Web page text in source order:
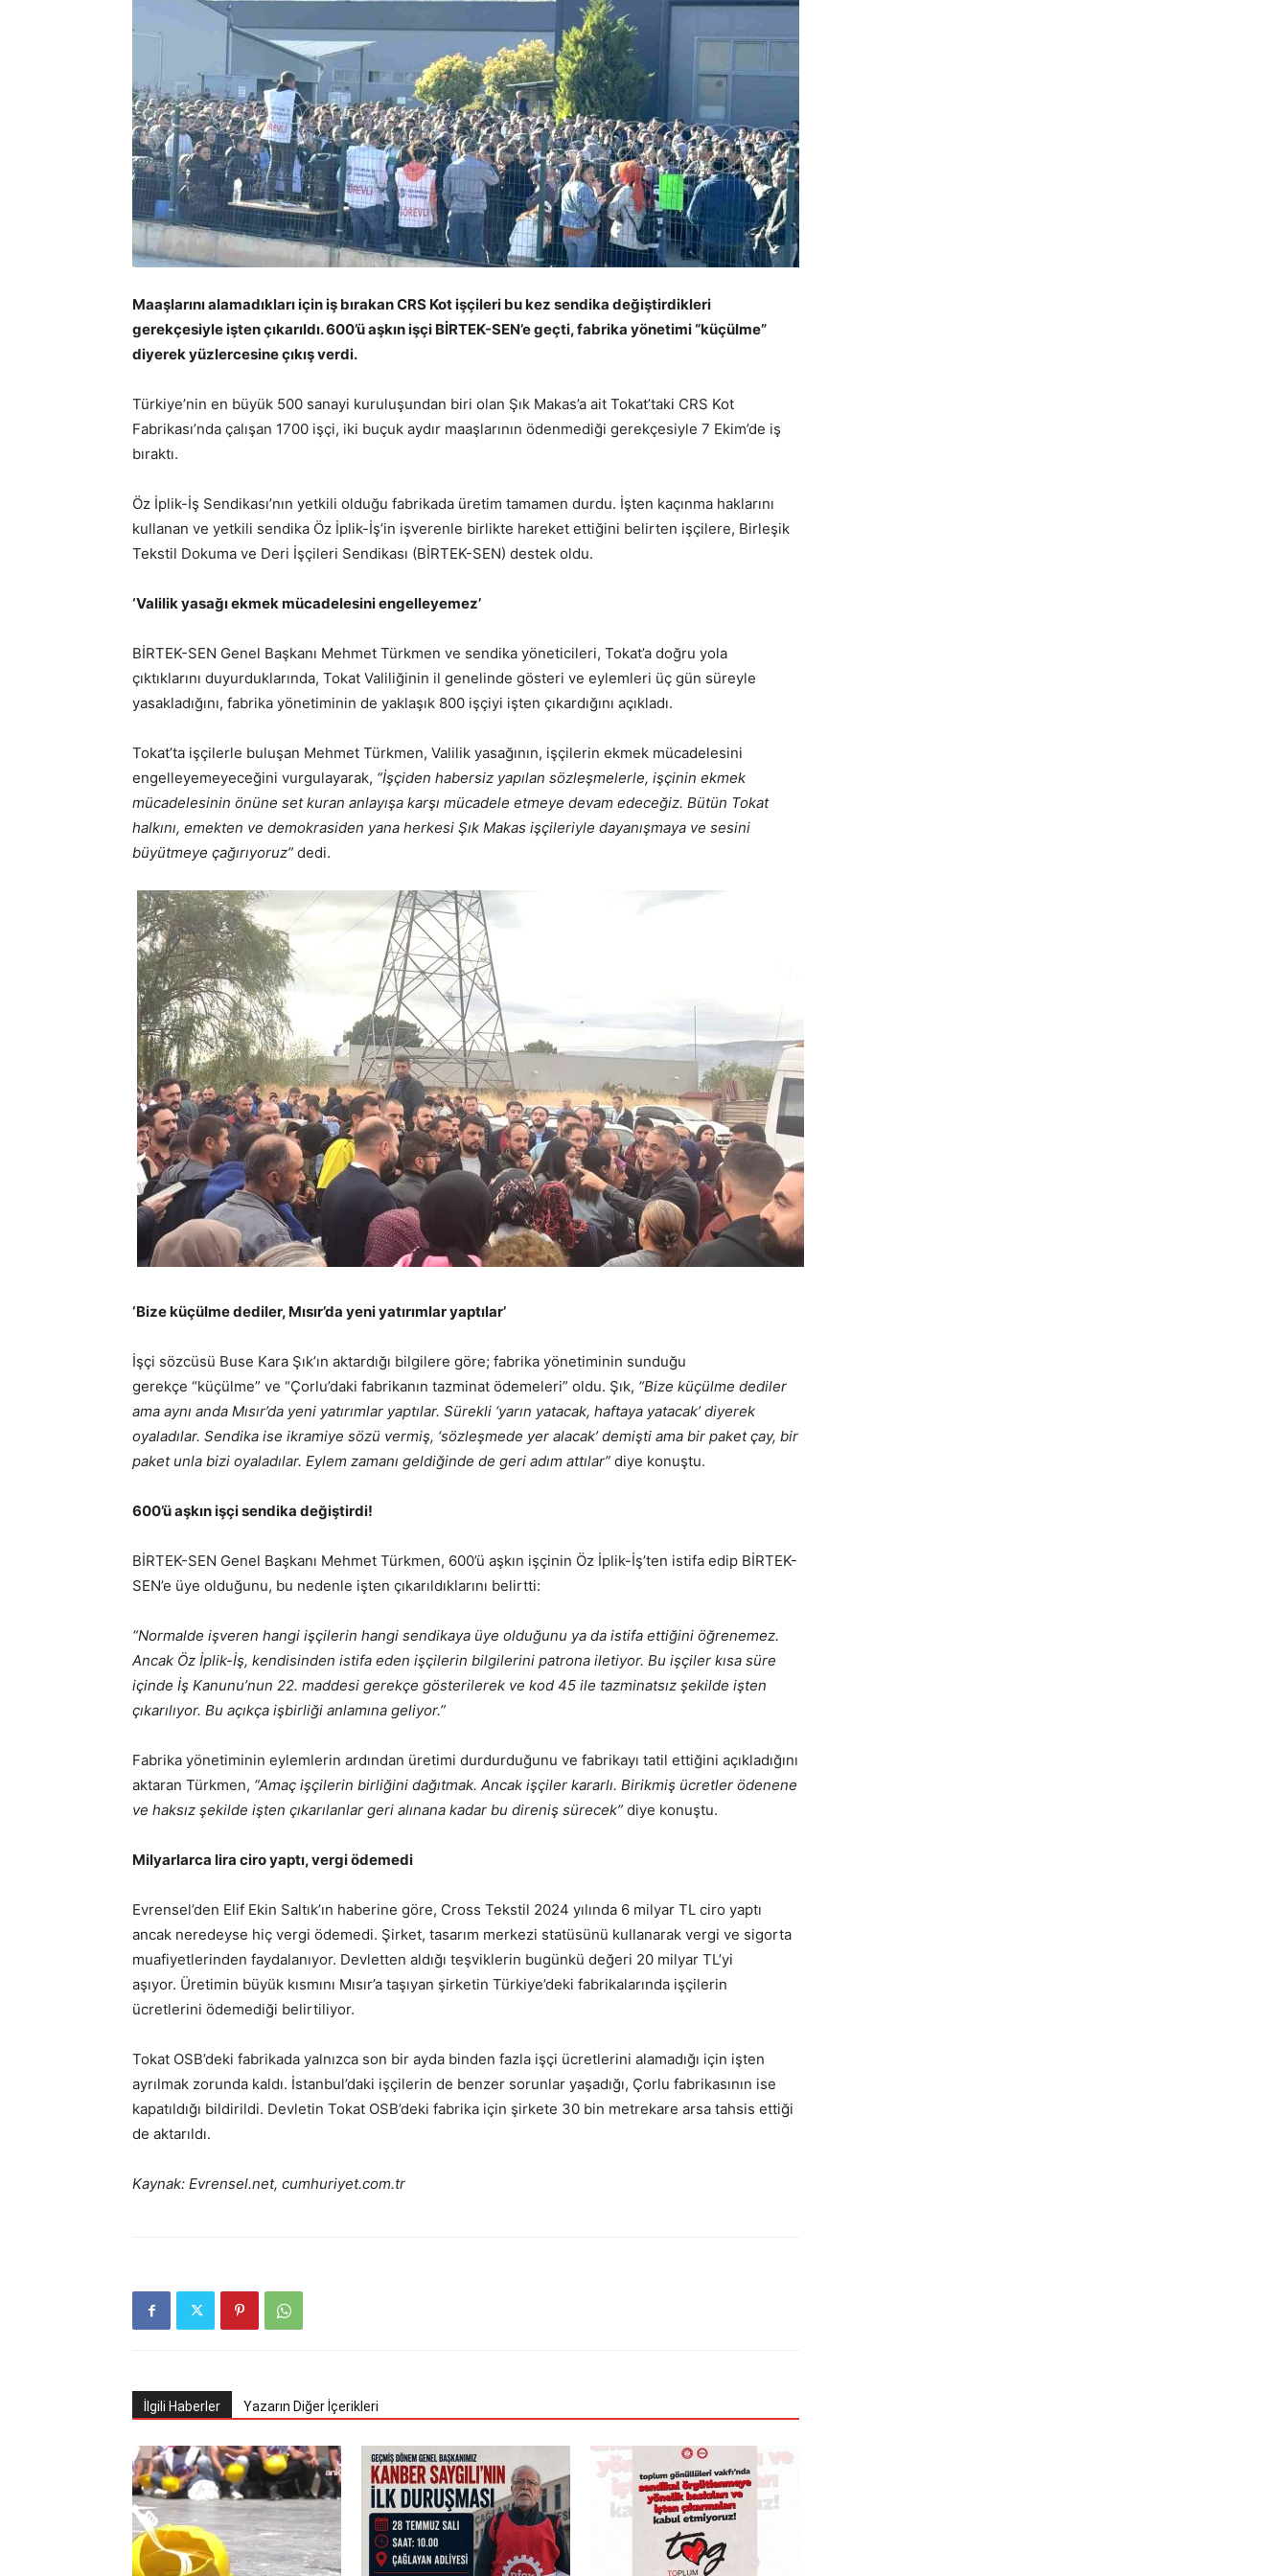
Maaşlarını alamadıkları için iş bırakan CRS Kot işçileri bu kez sendika değiştirdikleri
gerekçesiyle işten çıkarıldı. 600’ü aşkın işçi BİRTEK-SEN’e geçti, fabrika yönetimi “küçülme”
diyerek yüzlercesine çıkış verdi.
Türkiye’nin en büyük 500 sanayi kuruluşundan biri olan Şık Makas’a ait Tokat’taki CRS Kot
Fabrikası’nda çalışan 1700 işçi, iki buçuk aydır maaşlarının ödenmediği gerekçesiyle 7 Ekim’de iş
bıraktı.
Öz İplik-İş Sendikası’nın yetkili olduğu fabrikada üretim tamamen durdu. İşten kaçınma haklarını
kullanan ve yetkili sendika Öz İplik-İş’in işverenle birlikte hareket ettiğini belirten işçilere, Birleşik
Tekstil Dokuma ve Deri İşçileri Sendikası (BİRTEK-SEN) destek oldu.
‘Valilik yasağı ekmek mücadelesini engelleyemez’
BİRTEK-SEN Genel Başkanı Mehmet Türkmen ve sendika yöneticileri, Tokat’a doğru yola
çıktıklarını duyurduklarında, Tokat Valiliğinin il genelinde gösteri ve eylemleri üç gün süreyle
yasakladığını, fabrika yönetiminin de yaklaşık 800 işçiyi işten çıkardığını açıkladı.
Tokat’ta işçilerle buluşan Mehmet Türkmen, Valilik yasağının, işçilerin ekmek mücadelesini
engelleyemeyeceğini vurgulayarak, “İşçiden habersiz yapılan sözleşmelerle, işçinin ekmek
mücadelesinin önüne set kuran anlayışa karşı mücadele etmeye devam edeceğiz. Bütün Tokat
halkını, emekten ve demokrasiden yana herkesi Şık Makas işçileriyle dayanışmaya ve sesini
büyütmeye çağırıyoruz” dedi.
‘Bize küçülme dediler, Mısır’da yeni yatırımlar yaptılar’
İşçi sözcüsü Buse Kara Şık’ın aktardığı bilgilere göre; fabrika yönetiminin sunduğu
gerekçe “küçülme” ve “Çorlu’daki fabrikanın tazminat ödemeleri” oldu. Şık, “Bize küçülme dediler
ama aynı anda Mısır’da yeni yatırımlar yaptılar. Sürekli ‘yarın yatacak, haftaya yatacak’ diyerek
oyaladılar. Sendika ise ikramiye sözü vermiş, ‘sözleşmede yer alacak’ demişti ama bir paket çay, bir
paket unla bizi oyaladılar. Eylem zamanı geldiğinde de geri adım attılar” diye konuştu.
600’ü aşkın işçi sendika değiştirdi!
BİRTEK-SEN Genel Başkanı Mehmet Türkmen, 600’ü aşkın işçinin Öz İplik-İş’ten istifa edip BİRTEK-
SEN’e üye olduğunu, bu nedenle işten çıkarıldıklarını belirtti:
“Normalde işveren hangi işçilerin hangi sendikaya üye olduğunu ya da istifa ettiğini öğrenemez.
Ancak Öz İplik-İş, kendisinden istifa eden işçilerin bilgilerini patrona iletiyor. Bu işçiler kısa süre
içinde İş Kanunu’nun 22. maddesi gerekçe gösterilerek ve kod 45 ile tazminatsız şekilde işten
çıkarılıyor. Bu açıkça işbirliği anlamına geliyor.”
Fabrika yönetiminin eylemlerin ardından üretimi durdurduğunu ve fabrikayı tatil ettiğini açıkladığını
aktaran Türkmen, “Amaç işçilerin birliğini dağıtmak. Ancak işçiler kararlı. Birikmiş ücretler ödenene
ve haksız şekilde işten çıkarılanlar geri alınana kadar bu direniş sürecek” diye konuştu.
Milyarlarca lira ciro yaptı, vergi ödemedi
Evrensel’den Elif Ekin Saltık’ın haberine göre, Cross Tekstil 2024 yılında 6 milyar TL ciro yaptı
ancak neredeyse hiç vergi ödemedi. Şirket, tasarım merkezi statüsünü kullanarak vergi ve sigorta
muafiyetlerinden faydalanıyor. Devletten aldığı teşviklerin bugünkü değeri 20 milyar TL’yi
aşıyor. Üretimin büyük kısmını Mısır’a taşıyan şirketin Türkiye’deki fabrikalarında işçilerin
ücretlerini ödemediği belirtiliyor.
Tokat OSB’deki fabrikada yalnızca son bir ayda binden fazla işçi ücretlerini alamadığı için işten
ayrılmak zorunda kaldı. İstanbul’daki işçilerin de benzer sorunlar yaşadığı, Çorlu fabrikasının ise
kapatıldığı bildirildi. Devletin Tokat OSB’deki fabrika için şirkete 30 bin metrekare arsa tahsis ettiği
de aktarıldı.
Kaynak: Evrensel.net, cumhuriyet.com.tr
İlgili Haberler Yazarın Diğer İçerikleri